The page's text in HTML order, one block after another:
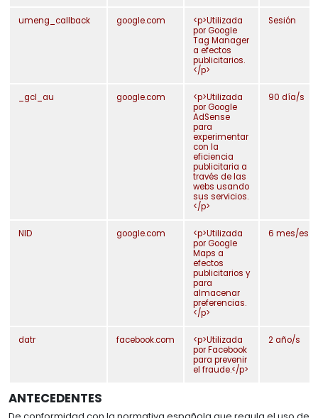
umeng_callback google.com
<p>Utilizada
por Google
Tag Manager
a efectos
publicitarios.
</p>
Sesión
_gcl_au google.com
<p>Utilizada
por Google
AdSense
para
experimentar
con la
eficiencia
publicitaria a
través de las
webs usando
sus servicios.
</p>
90 día/s
NID google.com
<p>Utilizada
por Google
Maps a
efectos
publicitarios y
para
almacenar
preferencias.
</p>
6 mes/es
datr facebook.com
<p>Utilizada
por Facebook
para prevenir
el fraude.</p>
2 año/s
ANTECEDENTES